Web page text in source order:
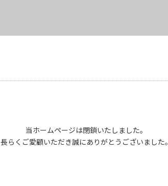
当ホームページは閉鎖いたしました。
長らくご愛顧いただき誠にありがとうございました。